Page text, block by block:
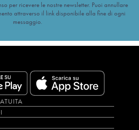
per ricevere le nostre newsletter. Puoi annullare
attraverso il link disponibile alla fine di ogni
messaggio.